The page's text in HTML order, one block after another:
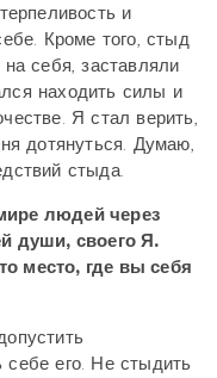
и
Кроме того, стыд
себя, заставляли
находить силы и
Я стал верить,
дотянуться. Думаю,
стыда.
людей через
души, своего Я.
место, где вы себя
его. Не стыдить